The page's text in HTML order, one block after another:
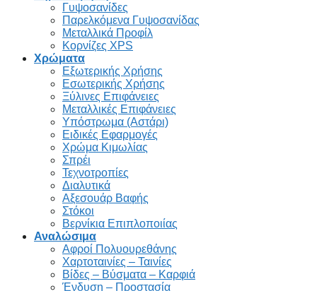
Γυψοσανίδες
Παρελκόμενα Γυψοσανίδας
Μεταλλικά Προφίλ
Κορνίζες XPS
Χρώματα
Εξωτερικής Χρήσης
Εσωτερικής Χρήσης
Ξύλινες Επιφάνειες
Μεταλλικές Επιφάνειες
Υπόστρωμα (Αστάρι)
Ειδικές Εφαρμογές
Χρώμα Κιμωλίας
Σπρέι
Τεχνοτροπίες
Διαλυτικά
Αξεσουάρ Βαφής
Στόκοι
Βερνίκια Επιπλοποιίας
Αναλώσιμα
Αφροί Πολυουρεθάνης
Χαρτοταινίες – Ταινίες
Βίδες – Βύσματα – Καρφιά
Ένδυση – Προστασία